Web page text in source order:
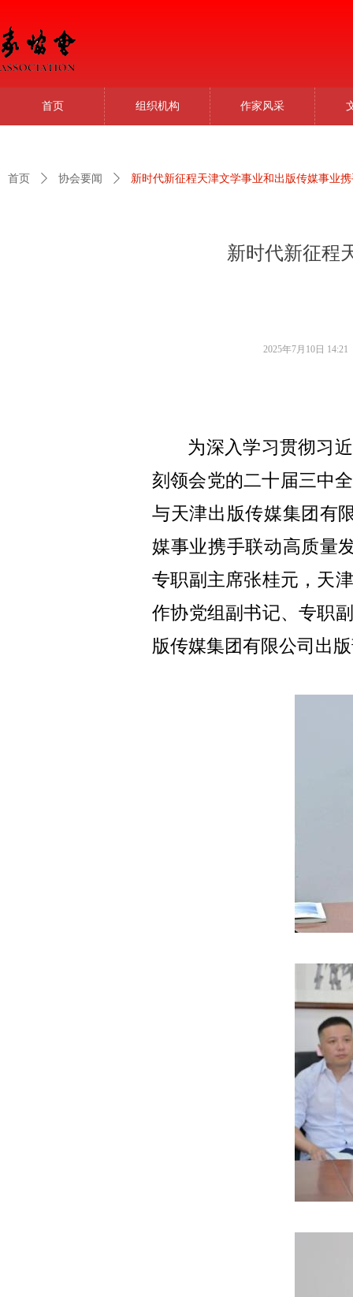
首页 组织机构 作家风采
新时代新征程
首页 ꄲ 协会要闻 ꄲ 新时代新征程天津文学事业和出版传媒事业
为深入学习贯彻习
刻领会党的二十届三中
与天津出版传媒集团有
媒事业携手联动高质量
专职副主席张桂元，天
作协党组副书记、专职
版传媒集团有限公司出
2025年7月10日 14:21